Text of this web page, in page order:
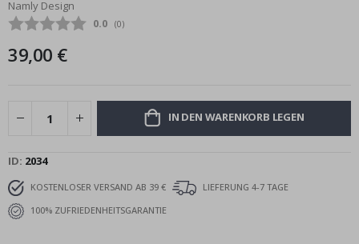
Bildgalerie
springen
Namly Design
Durchschnittliche Bewertung:
0.0 (abgegebene bewertungen:
0)
39,00 €
IN DEN WARENKORB LEGEN
ID 2034
KOSTENLOSER VERSAND AB 39 €
LIEFERUNG 4-7 TAGE
100% ZUFRIEDENHEITSGARANTIE